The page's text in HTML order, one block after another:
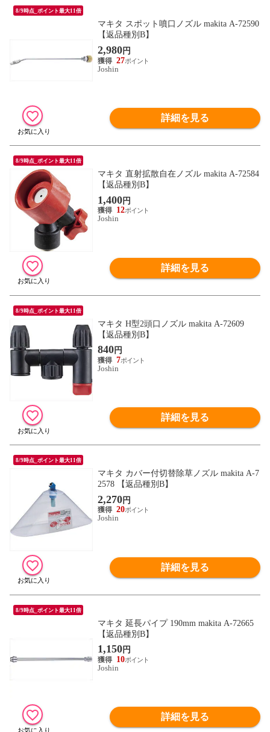
8/9時点_ポイント最大11倍
マキタ スポット噴口ノズル makita A-72590
【返品種別B】
2,980円
27
Joshin
詳細を見る
8/9時点_ポイント最大11倍
マキタ 直射拡散自在ノズル makita A-72584
【返品種別B】
1,400円
12
Joshin
詳細を見る
8/9時点_ポイント最大11倍
マキタ H型2頭口ノズル makita A-72609
【返品種別B】
840円
7
Joshin
詳細を見る
8/9時点_ポイント最大11倍
マキタ カバー付切替除草ノズル makita A-7
2578 【返品種別B】
2,270円
20
Joshin
詳細を見る
8/9時点_ポイント最大11倍
マキタ 延長パイプ 190mm makita A-72665
【返品種別B】
1,150円
10
Joshin
詳細を見る